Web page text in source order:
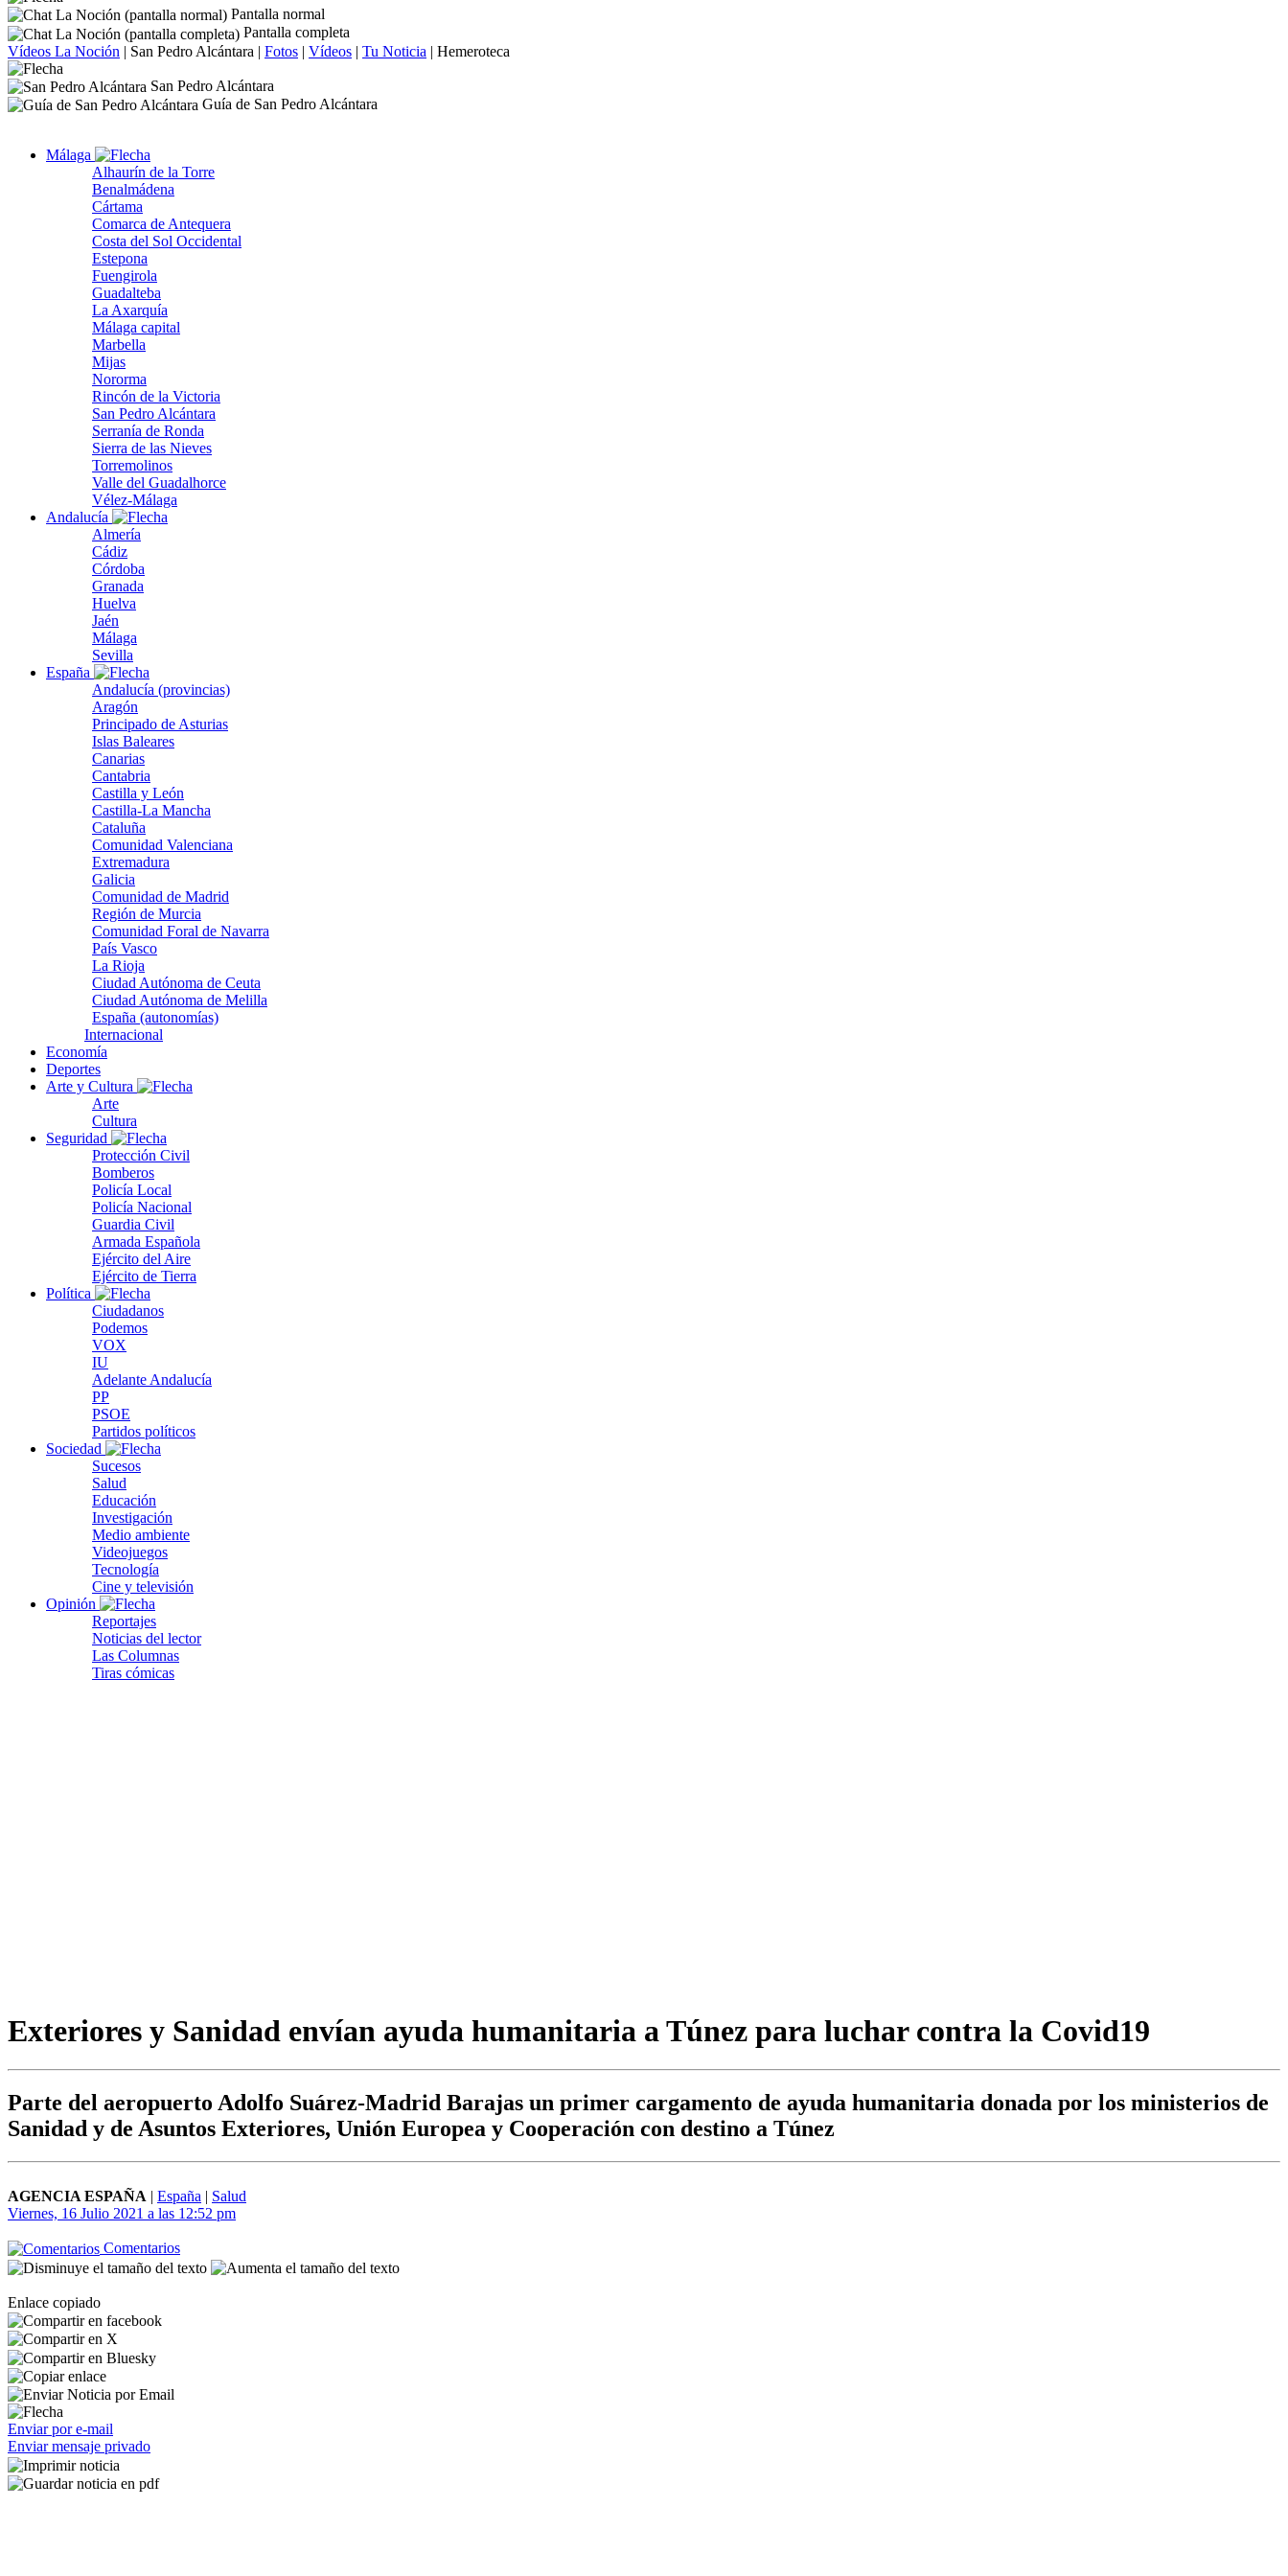
Pantalla normal
Pantalla completa
Vídeos La Noción | San Pedro Alcántara | Fotos | Vídeos | Tu Noticia | Hemeroteca
San Pedro Alcántara
Guía de San Pedro Alcántara
Málaga
Alhaurín de la Torre
Benalmádena
Cártama
Comarca de Antequera
Costa del Sol Occidental
Estepona
Fuengirola
Guadalteba
La Axarquía
Málaga capital
Marbella
Mijas
Nororma
Rincón de la Victoria
San Pedro Alcántara
Serranía de Ronda
Sierra de las Nieves
Torremolinos
Valle del Guadalhorce
Vélez-Málaga
Andalucía
Almería
Cádiz
Córdoba
Granada
Huelva
Jaén
Málaga
Sevilla
España
Andalucía (provincias)
Aragón
Principado de Asturias
Islas Baleares
Canarias
Cantabria
Castilla y León
Castilla-La Mancha
Cataluña
Comunidad Valenciana
Extremadura
Galicia
Comunidad de Madrid
Región de Murcia
Comunidad Foral de Navarra
País Vasco
La Rioja
Ciudad Autónoma de Ceuta
Ciudad Autónoma de Melilla
España (autonomías)
Internacional
Economía
Deportes
Arte y Cultura
Arte
Cultura
Seguridad
Protección Civil
Bomberos
Policía Local
Policía Nacional
Guardia Civil
Armada Española
Ejército del Aire
Ejército de Tierra
Política
Ciudadanos
Podemos
VOX
IU
Adelante Andalucía
PP
PSOE
Partidos políticos
Sociedad
Sucesos
Salud
Educación
Investigación
Medio ambiente
Videojuegos
Tecnología
Cine y televisión
Opinión
Reportajes
Noticias del lector
Las Columnas
Tiras cómicas
Exteriores y Sanidad envían ayuda humanitaria a Túnez para luchar contra la Covid19
Parte del aeropuerto Adolfo Suárez-Madrid Barajas un primer cargamento de ayuda humanitaria donada por los ministerios de
Sanidad y de Asuntos Exteriores, Unión Europea y Cooperación con destino a Túnez
AGENCIA ESPAÑA | España | Salud
Viernes, 16 Julio 2021 a las 12:52 pm
Comentarios
Enlace copiado
Enviar por e-mail
Enviar mensaje privado